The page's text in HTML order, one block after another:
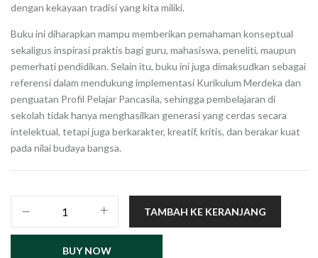
dengan kekayaan tradisi yang kita miliki.
Buku ini diharapkan mampu memberikan pemahaman konseptual
sekaligus inspirasi praktis bagi guru, mahasiswa, peneliti, maupun
pemerhati pendidikan. Selain itu, buku ini juga dimaksudkan sebagai
referensi dalam mendukung implementasi Kurikulum Merdeka dan
penguatan Profil Pelajar Pancasila, sehingga pembelajaran di
sekolah tidak hanya menghasilkan generasi yang cerdas secara
intelektual, tetapi juga berkarakter, kreatif, kritis, dan berakar kuat
pada nilai budaya bangsa.
TAMBAH KE KERANJANG
BUY NOW